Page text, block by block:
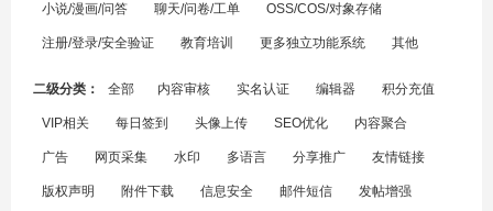
小说/漫画/问答 聊天/问卷/工单 OSS/COS/对象存储
注册/登录/安全验证 教育培训 更多独立功能系统 其他
二级分类： 全部 内容审核 实名认证 编辑器 积分充值
VIP相关 每日签到 头像上传 SEO优化 内容聚合
广告 网页采集 水印 多语言 分享推广 友情链接
版权声明 附件下载 信息安全 邮件短信 发帖增强